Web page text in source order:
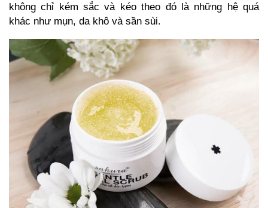
không chỉ kém sắc và kéo theo đó là những hệ quá
khác như mụn, da khô và sần sùi.